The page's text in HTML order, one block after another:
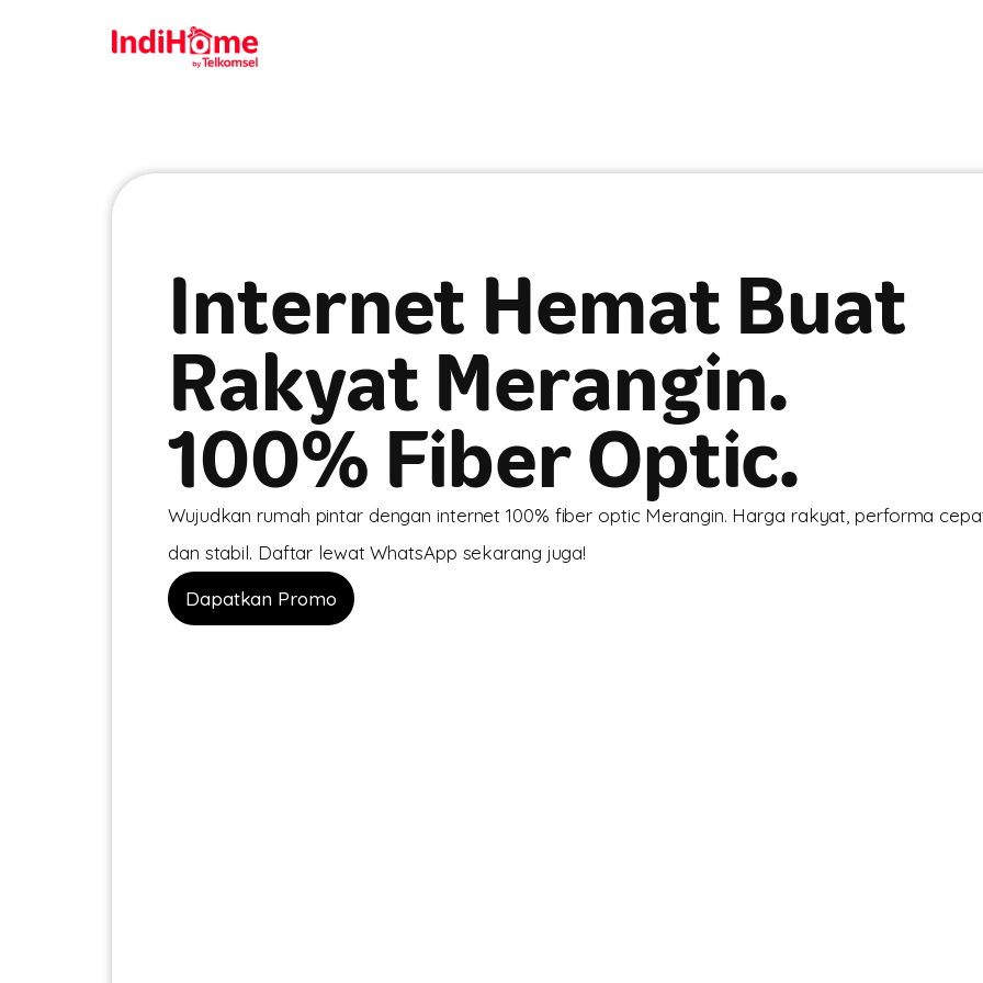
Internet Hemat Buat
Rakyat Merangin.
100% Fiber Optic.
Wujudkan rumah pintar dengan internet 100% fiber optic Merangin. Harga rakyat, performa
dan stabil. Daftar lewat WhatsApp sekarang juga!
Dapatkan Promo